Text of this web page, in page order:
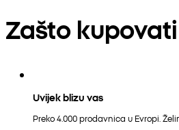
Zašto
Uvijek blizu vas
Preko 4.000 prodavnica u Evropi.